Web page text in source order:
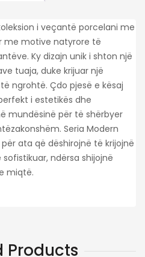
i veçantë porcelani me
me motive natyrore të
Ky dizajn unik i shton një
tuaja, duke krijuar një
ngrohtë. Çdo pjesë e kësaj
i estetikës dhe
mundësinë për të shërbyer
Seria Modern
ata që dëshirojnë të krijojnë
ndërsa shijojnë
miqtë.
Products